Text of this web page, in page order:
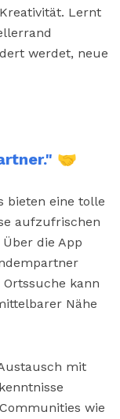
Lernt
werdet, neue
🤝
bieten eine tolle
aufzufrischen
die App
kann
Nähe
mit
wie